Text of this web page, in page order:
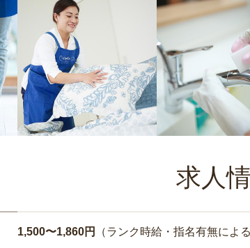
求人
1,500〜1,860円 （ランク時給・指名有無によ